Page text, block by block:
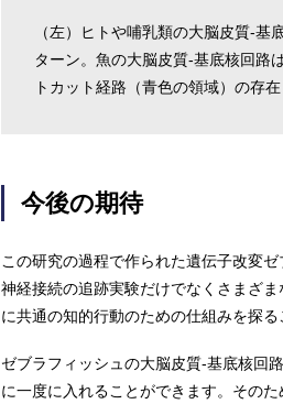
（左）ヒトや哺乳類の大脳皮質-
ターン。魚の大脳皮質-基底核回路
トカット経路（青色の領域）の存
今後の期待
この研究の過程で作られた遺伝子改変
神経接続の追跡実験だけでなくさまざ
に共通の知的行動のための仕組みを探
ゼブラフィッシュの大脳皮質-基底核回
に一度に入れることができます。そのた